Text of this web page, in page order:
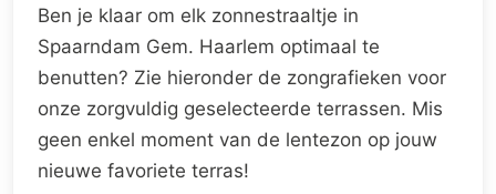
Ben je klaar om elk zonnestraaltje in
Spaarndam Gem. Haarlem optimaal te
benutten? Zie hieronder de zongrafieken voor
onze zorgvuldig geselecteerde terrassen. Mis
geen enkel moment van de lentezon op jouw
nieuwe favoriete terras!